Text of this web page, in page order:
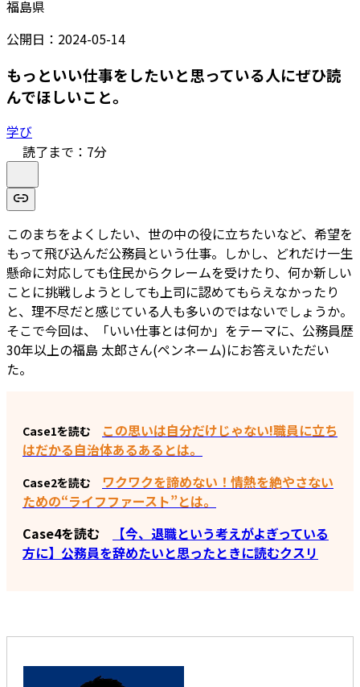
福島県
公開日： 2024-05-14
もっといい仕事をしたいと思っている人にぜひ読
んでほしいこと。
学び
読了まで： 7分
このまちをよくしたい、世の中の役に立ちたいなど、希望を
もって飛び込んだ公務員という仕事。しかし、どれだけ一生
懸命に対応しても住民からクレームを受けたり、何か新しい
ことに挑戦しようとしても上司に認めてもらえなかったり
と、理不尽だと感じている人も多いのではないでしょうか。
そこで今回は、「いい仕事とは何か」をテーマに、公務員歴
30年以上の福島 太郎さん(ペンネーム)にお答えいただい
た。
Case1を読む この思いは自分だけじゃない!職員に立ち
はだかる自治体あるあるとは。
Case2を読む ワクワクを諦めない！情熱を絶やさない
ための“ライフファースト”とは。
Case4を読む
【今、退職という考えがよぎっている
方に】公務員を辞めたいと思ったときに読むクスリ